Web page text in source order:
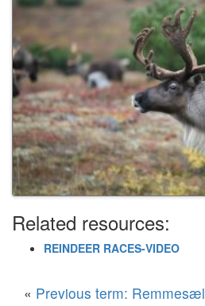
Related resources:
REINDEER RACES-VIDEO
« Previous term: Remmesæl